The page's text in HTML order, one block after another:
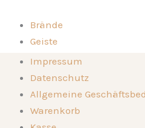
Inhalt
springen
Brände
Geiste
Kompositionen
Die Destillerie
Genussorte
Kontakt
🛒
Brände
Geiste
Kompositionen
Die Destillerie
Impressum
Datenschutz
Allgemeine
Warenkorb